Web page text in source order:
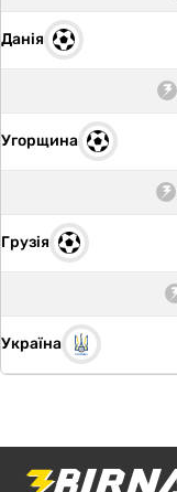
Данія
Угорщина
Грузія
Україна